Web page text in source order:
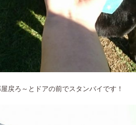
戻ろ～とドアの前でスタンバイです！